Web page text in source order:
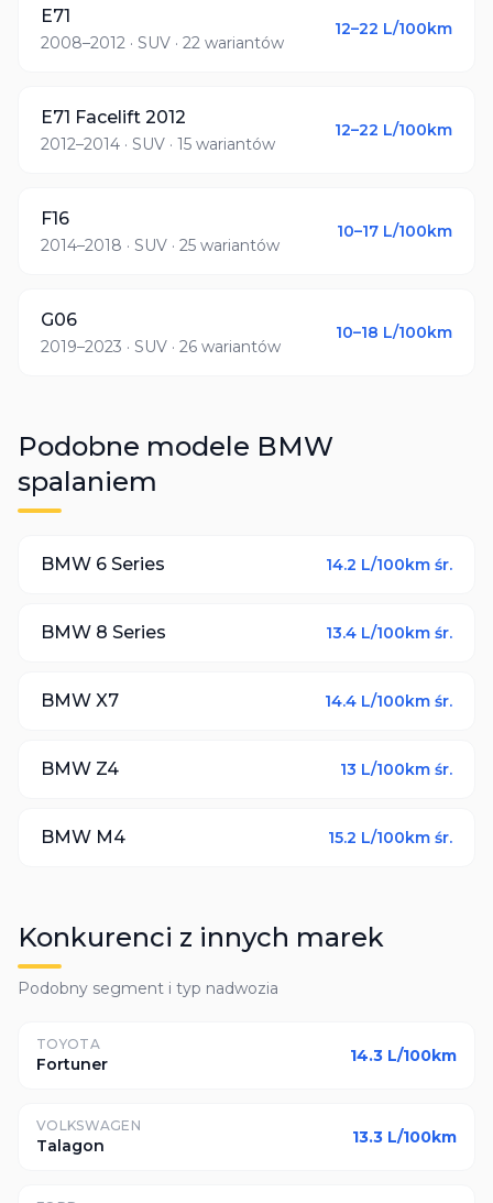
E71
2008–2012 · SUV · 22 wariantów
12–22 L/100km
E71 Facelift 2012
2012–2014 · SUV · 15 wariantów
12–22 L/100km
F16
2014–2018 · SUV · 25 wariantów
10–17 L/100km
G06
2019–2023 · SUV · 26 wariantów
10–18 L/100km
Podobne modele BMW
spalaniem
BMW 6 Series 14.2 L/100km śr.
BMW 8 Series 13.4 L/100km śr.
BMW X7 14.4 L/100km śr.
BMW Z4 13 L/100km śr.
BMW M4 15.2 L/100km śr.
Konkurenci z innych marek
Podobny segment i typ nadwozia
TOYOTA
Fortuner 14.3 L/100km
VOLKSWAGEN
Talagon 13.3 L/100km